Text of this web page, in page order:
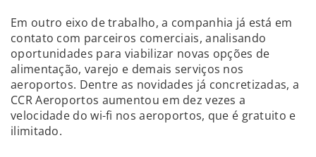
Em outro eixo de trabalho, a companhia já está em
contato com parceiros comerciais, analisando
oportunidades para viabilizar novas opções de
alimentação, varejo e demais serviços nos
aeroportos. Dentre as novidades já concretizadas, a
CCR Aeroportos aumentou em dez vezes a
velocidade do wi-fi nos aeroportos, que é gratuito e
ilimitado.